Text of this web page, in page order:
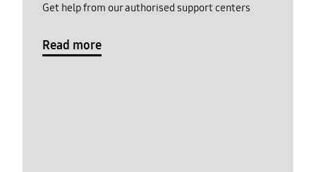
Get help from our authorised support centers
Read more